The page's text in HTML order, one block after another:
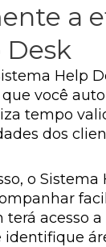
a
Desk
Help
você
tempo
dos
o
acesso